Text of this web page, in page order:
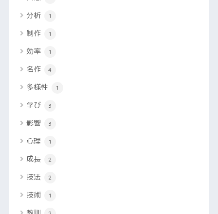
分析 1
制作 1
効率 1
名作 4
多様性 1
学び 3
影響 3
心理 1
成長 2
技法 2
技術 1